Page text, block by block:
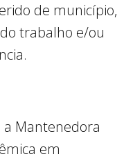
de município,
trabalho e/ou
a Mantenedora
em